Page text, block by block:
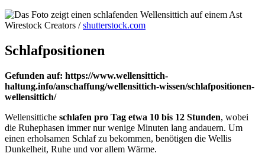
Wirestock Creators /shutterstock.com
Schlafpositionen
Gefunden auf: https://www.wellensittich-
haltung.info/anschaffung/wellensittich-wissen/schlafpositionen-
wellensittich/
Wellensittiche schlafen pro Tag etwa 10 bis 12 Stunden, wobei
die Ruhephasen immer nur wenige Minuten lang andauern. Um
einen erholsamen Schlaf zu bekommen, benötigen die Wellis
Dunkelheit, Ruhe und vor allem Wärme.